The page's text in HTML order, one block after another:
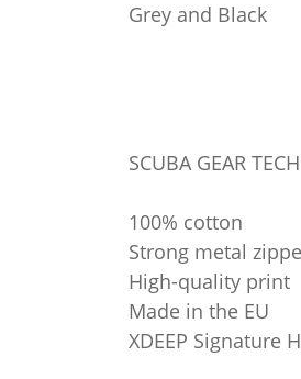
Grey and Black
SCUBA GEAR
100% cotton
Strong metal
High-quality print
Made in the EU
XDEEP Signature